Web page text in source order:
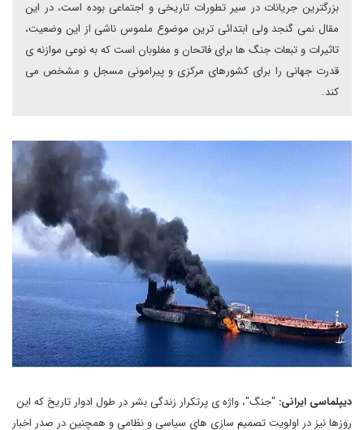
بزرگترین جریانات در سیر تطورات تاریخی و اجتماعی بوده است، در این
مقال نمی گنجد ولی ابتدائی ترین موضوع ملموس ناشی از این وضعیت،
تاثیرات و تبعات جنگ ها برای فاتحان و مغلوبان است که به نوعی موازنه ی
قدرت جهانی را برای کشورهای مرکزی و پیرامونی مسجل و مشخص می
کند.
دیپلماسی ایرانی: "جنگ"، واژه ی پرتکرار زندگی بشر در طول ادوار تاریخ که این
روزها نیز در اولویت تصمیم سازی های سیاسی و نظامی و همچنین در صدر اخبار